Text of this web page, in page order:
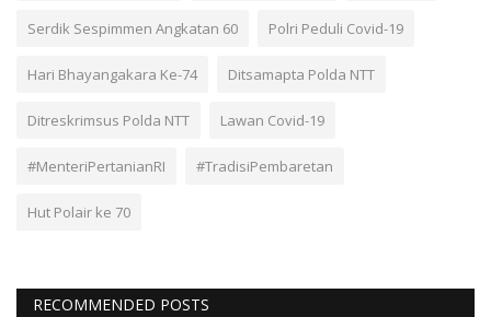
Serdik Sespimmen Angkatan 60 Polri Peduli Covid-19
Hari Bhayangakara Ke-74 Ditsamapta Polda NTT
Ditreskrimsus Polda NTT Lawan Covid-19
#MenteriPertanianRI #TradisiPembaretan
Hut Polair ke 70
RECOMMENDED POSTS